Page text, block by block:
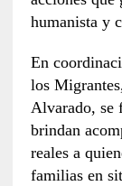
humanista y
En
los
Alvarado, se
brindan
reales a
familias en